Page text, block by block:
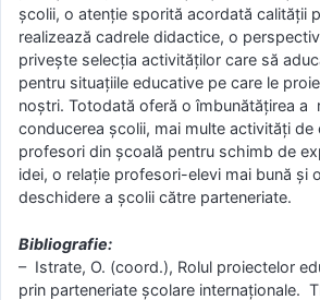
şcolii, o atenţie sporită acordată calităţii
realizează cadrele didactice, o
priveşte selecţia activităţilor care să
pentru situaţiile educative pe care le
noştri. Totodată oferă o îmbunătăţirea a
conducerea şcolii, mai multe activităţi de
profesori din şcoală pentru schimb de
idei, o relaţie profesori-elevi mai bună şi
deschidere a şcolii către parteneriate.
Bibliografie:
– Istrate, O. (coord.), Rolul proiectelor
prin parteneriate școlare internaționale.